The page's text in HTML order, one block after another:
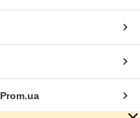
Prom.ua